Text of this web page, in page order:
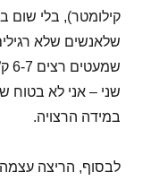
קילומטר), בלי שום
שלאנשים שלא
שני – אני לא בטוח
במידה הרצויה.
לבסוף, הריצה